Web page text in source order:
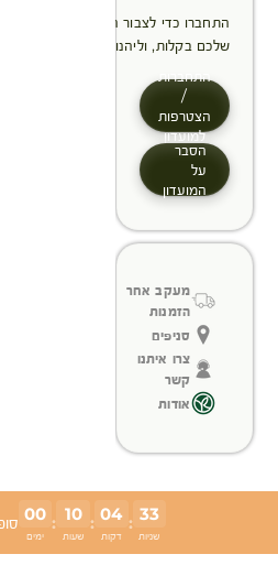
התחברו כדי לצבור הטבות, לנהל
שלכם בקלות, וליהנות מתהליך תשלום
התחברות
/
הצטרפות
למועדון
הסבר
על
המועדון
מעקב אחר
הזמנות
סניפים
צרו איתנו
קשר
אודות
00
ימים
: 10
שעות
: 04
דקות
: 32
שניות